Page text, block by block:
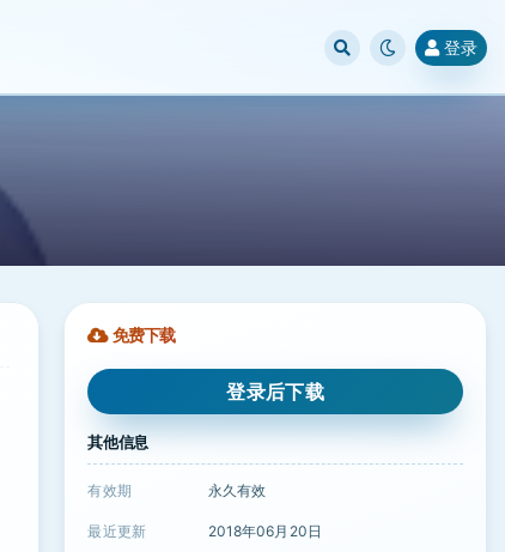
登录
免费下载
登录后下载
其他信息
有效期 永久有效
最近更新 2018年06月20日